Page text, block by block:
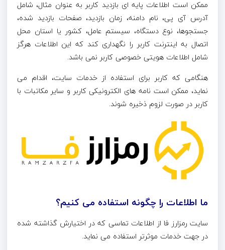
ممکن است اطلاعات پایه ای بازدید کاربر به عنوان مثال، شامل
آدرس آی پی، نام دامنه، زمان بازدید، صفحات بازدید شده،
جستجوها، نوع دستگاه، سیستم عامل، کشور یا استان محل
اتصال به اینترنت کاربر را نگهداری کند که این اطلاعات هرگز
شامل اطلاعات هویتی خصوصی کاربر نمی باشد.
هنگامی که کاربر برای استفاده از خدمات سایت، اقدام می
نماید، ممکن است نامه های الکترونیکی کاربر و سایر مکاتبات با
کاربر در صورت لزوم ذخیره شوند.
ما اطلاعات را چگونه استفاده می کنیم؟
سایت رمزارز فا از اطلاعات تماسی که در اختیارش گذاشته شده
در جهت خدمات موثرتر استفاده می نماید.